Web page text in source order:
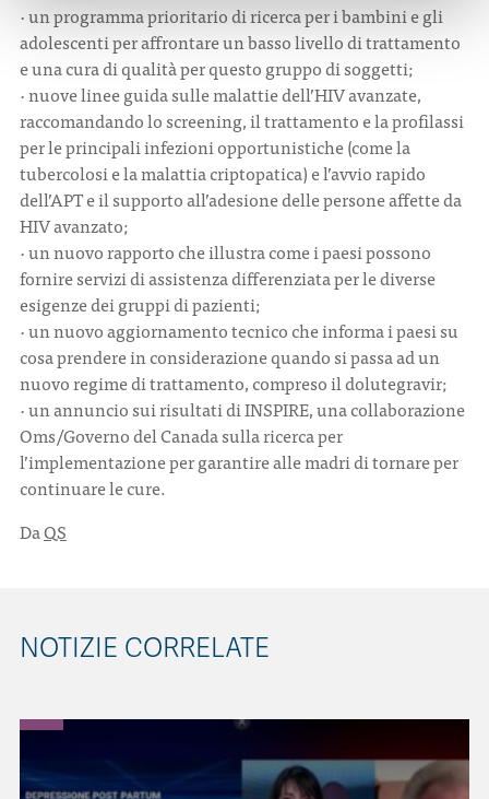
· un programma prioritario di ricerca per i bambini e gli
adolescenti per affrontare un basso livello di trattamento
e una cura di qualità per questo gruppo di soggetti;
· nuove linee guida sulle malattie dell’HIV avanzate,
raccomandando lo screening, il trattamento e la profilassi
per le principali infezioni opportunistiche (come la
tubercolosi e la malattia criptopatica) e l’avvio rapido
dell’APT e il supporto all’adesione delle persone affette da
HIV avanzato;
· un nuovo rapporto che illustra come i paesi possono
fornire servizi di assistenza differenziata per le diverse
esigenze dei gruppi di pazienti;
· un nuovo aggiornamento tecnico che informa i paesi su
cosa prendere in considerazione quando si passa ad un
nuovo regime di trattamento, compreso il dolutegravir;
· un annuncio sui risultati di INSPIRE, una collaborazione
Oms/Governo del Canada sulla ricerca per
l’implementazione per garantire alle madri di tornare per
continuare le cure.
DaQS
NOTIZIE CORRELATE